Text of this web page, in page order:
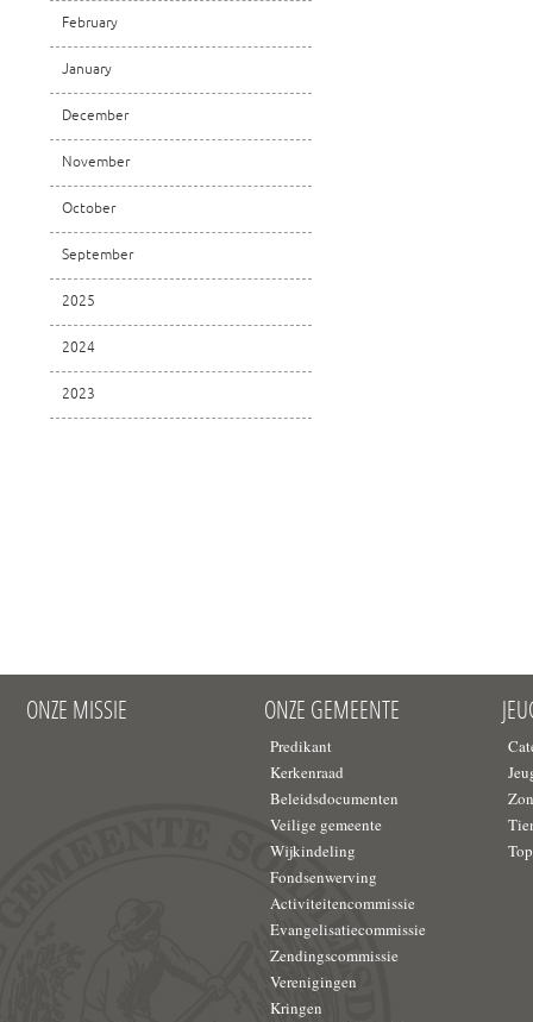
February
January
December
November
October
September
2025
2024
2023
ONZE MISSIE ONZE GEMEENTE
Predikant
Kerkenraad
Beleidsdocumenten
Veilige gemeente
Wijkindeling
Fondsenwerving
Activiteitencommissie
Evangelisatiecommissie
Zendingscommissie
Verenigingen
Kringen